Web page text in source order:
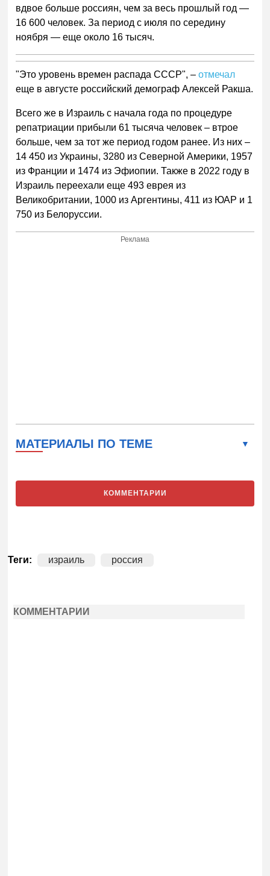
вдвое больше россиян, чем за весь прошлый год —
16 600 человек. За период с июля по середину
ноября — еще около 16 тысяч.
"Это уровень времен распада СССР", –отмечал
еще в августе российский демограф Алексей Ракша.
Всего же в Израиль с начала года по процедуре
репатриации прибыли 61 тысяча человек – втрое
больше, чем за тот же период годом ранее. Из них –
14 450 из Украины, 3280 из Северной Америки, 1957
из Франции и 1474 из Эфиопии. Также в 2022 году в
Израиль переехали еще 493 еврея из
Великобритании, 1000 из Аргентины, 411 из ЮАР и 1
750 из Белоруссии.
Реклама
МАТЕРИАЛЫ ПО ТЕМЕ
КОММЕНТАРИИ
Теги: израиль россия
КОММЕНТАРИИ